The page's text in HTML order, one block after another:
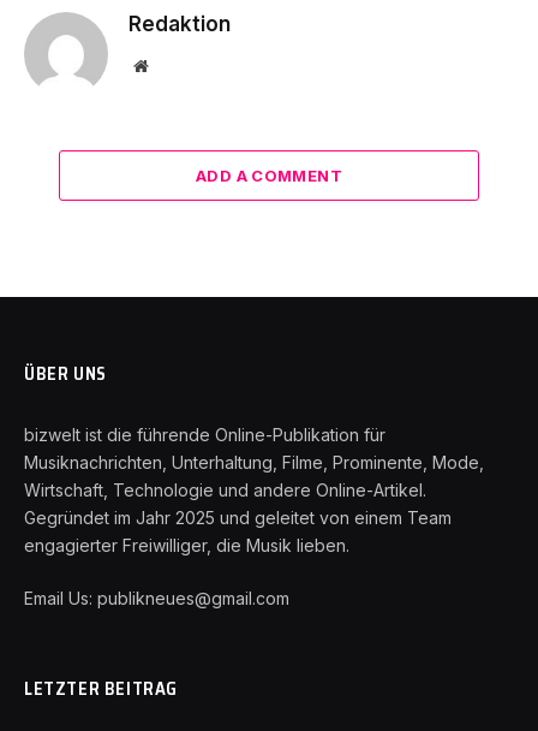
Redaktion
Website
ADD A COMMENT
ÜBER UNS
bizwelt ist die führende Online-Publikation für
Musiknachrichten, Unterhaltung, Filme, Prominente, Mode,
Wirtschaft, Technologie und andere Online-Artikel.
Gegründet im Jahr 2025 und geleitet von einem Team
engagierter Freiwilliger, die Musik lieben.
Email Us: publikneues@gmail.com
LETZTER BEITRAG